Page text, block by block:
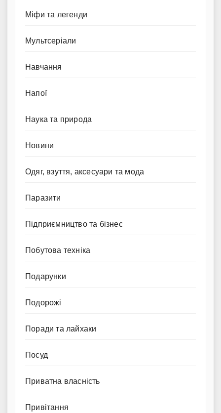
Міфи та легенди
Мультсеріали
Навчання
Напої
Наука та природа
Новини
Одяг, взуття, аксесуари та мода
Паразити
Підприємництво та бізнес
Побутова техніка
Подарунки
Подорожі
Поради та лайхаки
Посуд
Приватна власність
Привітання